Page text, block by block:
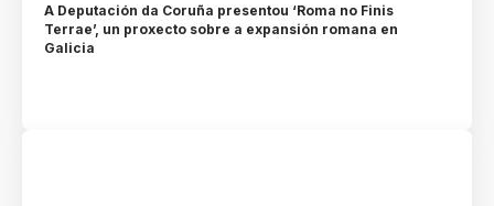
A Deputación da Coruña presentou ‘Roma no Finis
Terrae’, un proxecto sobre a expansión romana en
Galicia